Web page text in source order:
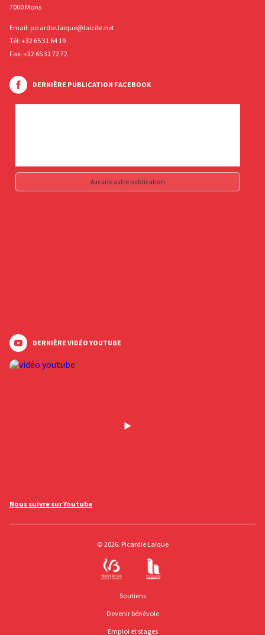
7000 Mons
Email: picardie.laique@laicite.net
Tél: +32 65 31 64 19
Fax: +32 65 31 72 72
DERNIÈRE PUBLICATION FACEBOOK
Aucune autre publication
DERNIÈRE VIDÉO YOUTUBE
Nous suivre sur Youtube
© 2026. Picardie Laïque
Soutiens
Devenir bénévole
Emploi et stages